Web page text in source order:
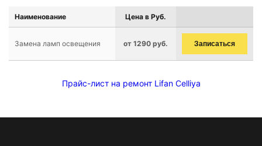
Наименование Цена в Руб.
Замена ламп освещения от 1290 руб. Записаться
Прайс-лист на ремонт Lifan Celliya